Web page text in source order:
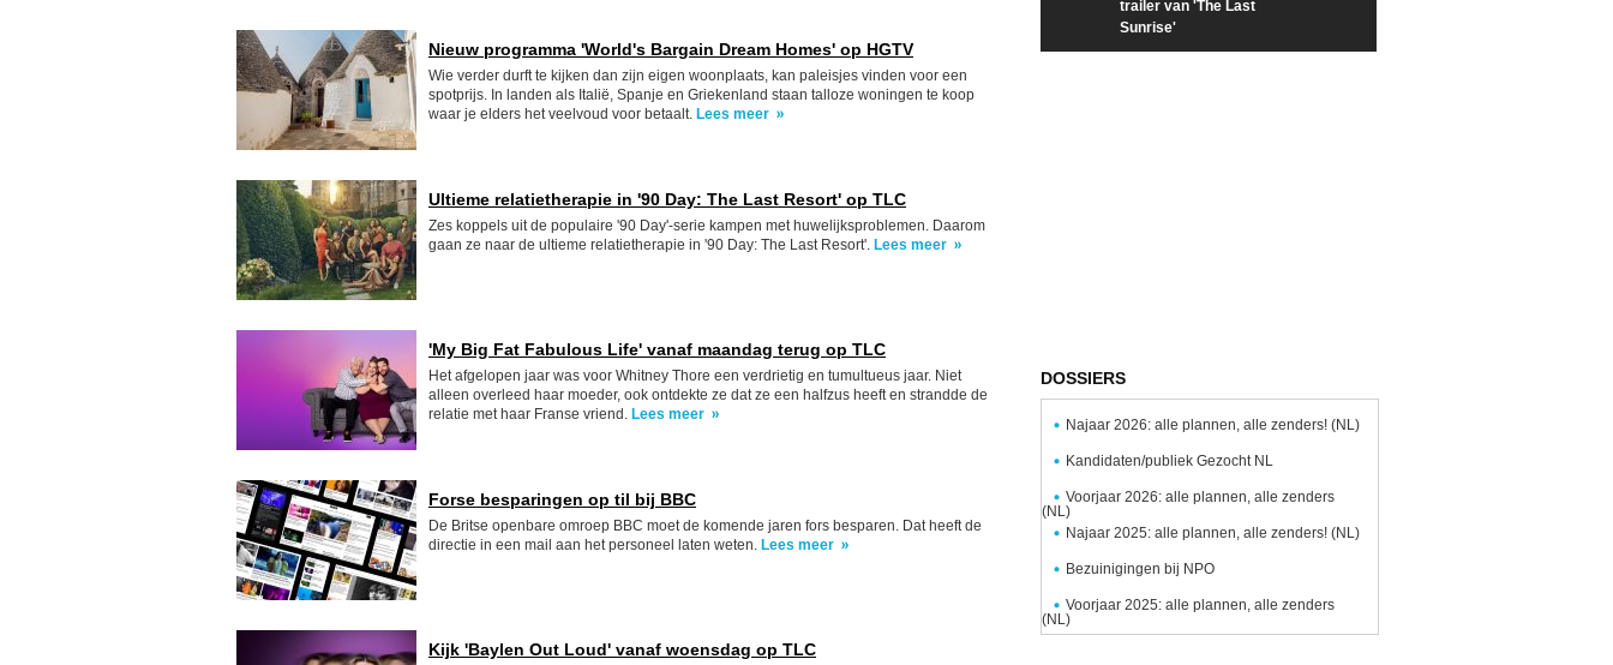
Nieuw programma 'World's Bargain Dream Homes' op HGTV
Wie verder durft te kijken dan zijn eigen woonplaats, kan paleisjes vinden voor een
spotprijs. In landen als Italië, Spanje en Griekenland staan talloze woningen te koop
waar je elders het veelvoud voor betaalt. Lees meer
Ultieme relatietherapie in '90 Day: The Last Resort' op TLC
Zes koppels uit de populaire '90 Day'-serie kampen met huwelijksproblemen. Daarom
gaan ze naar de ultieme relatietherapie in '90 Day: The Last Resort'. Lees meer
'My Big Fat Fabulous Life' vanaf maandag terug op TLC
Het afgelopen jaar was voor Whitney Thore een verdrietig en tumultueus jaar. Niet
alleen overleed haar moeder, ook ontdekte ze dat ze een halfzus heeft en strandde de
relatie met haar Franse vriend. Lees meer
Forse besparingen op til bij BBC
De Britse openbare omroep BBC moet de komende jaren fors besparen. Dat heeft de
directie in een mail aan het personeel laten weten. Lees meer
Kijk 'Baylen Out Loud' vanaf woensdag op TLC
trailer van 'The Last
Sunrise'
DOSSIERS
Najaar 2026: alle plannen, alle zenders! (NL)
Kandidaten/publiek Gezocht NL
Voorjaar 2026: alle plannen, alle zenders
(NL)
Najaar 2025: alle plannen, alle zenders! (NL)
Bezuinigingen bij NPO
Voorjaar 2025: alle plannen, alle zenders
(NL)